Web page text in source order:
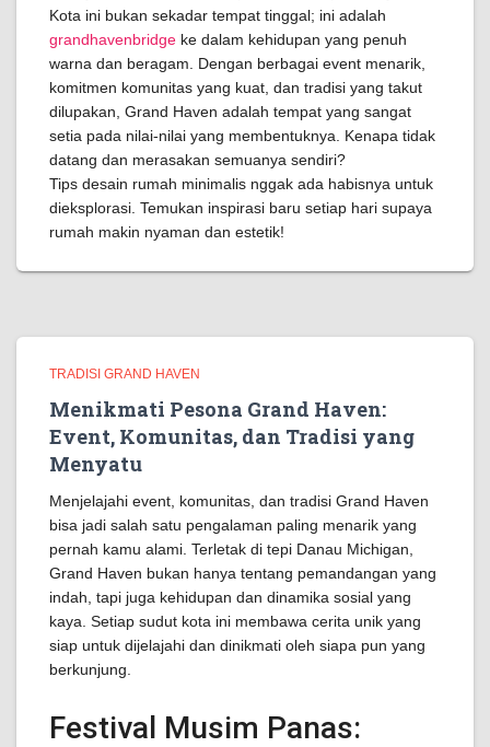
Kota ini bukan sekadar tempat tinggal; ini adalah
grandhavenbridge ke dalam kehidupan yang penuh
warna dan beragam. Dengan berbagai event menarik,
komitmen komunitas yang kuat, dan tradisi yang takut
dilupakan, Grand Haven adalah tempat yang sangat
setia pada nilai-nilai yang membentuknya. Kenapa tidak
datang dan merasakan semuanya sendiri?
Tips desain rumah minimalis nggak ada habisnya untuk
dieksplorasi. Temukan inspirasi baru setiap hari supaya
rumah makin nyaman dan estetik!
TRADISI GRAND HAVEN
Menikmati Pesona Grand Haven:
Event, Komunitas, dan Tradisi yang
Menyatu
Menjelajahi event, komunitas, dan tradisi Grand Haven
bisa jadi salah satu pengalaman paling menarik yang
pernah kamu alami. Terletak di tepi Danau Michigan,
Grand Haven bukan hanya tentang pemandangan yang
indah, tapi juga kehidupan dan dinamika sosial yang
kaya. Setiap sudut kota ini membawa cerita unik yang
siap untuk dijelajahi dan dinikmati oleh siapa pun yang
berkunjung.
Festival Musim Panas: